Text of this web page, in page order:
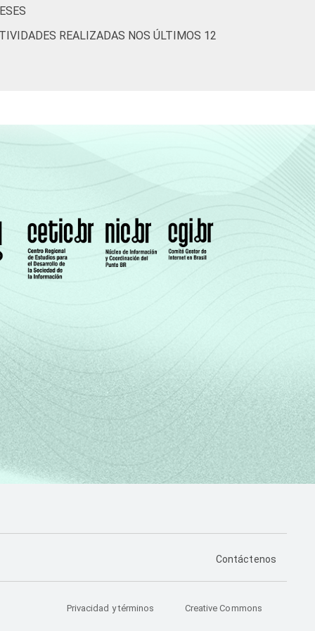
REALIZADAS NOS ÚLTIMOS 12
PÁGINA DE
Contáctenos
Privacidad y términos Creative Commons